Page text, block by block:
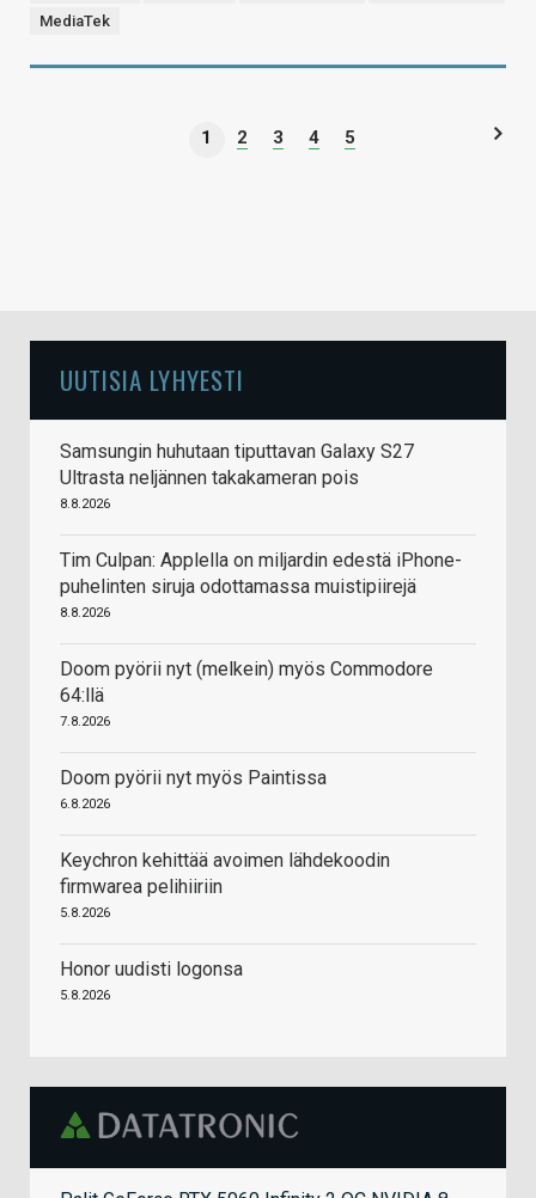
MediaTek
1 2 3 4 5
UUTISIA LYHYESTI
Samsungin huhutaan tiputtavan Galaxy S27
Ultrasta neljännen takakameran pois
8.8.2026
Tim Culpan: Applella on miljardin edestä iPhone-
puhelinten siruja odottamassa muistipiirejä
8.8.2026
Doom pyörii nyt (melkein) myös Commodore
64:llä
7.8.2026
Doom pyörii nyt myös Paintissa
6.8.2026
Keychron kehittää avoimen lähdekoodin
firmwarea pelihiiriin
5.8.2026
Honor uudisti logonsa
5.8.2026